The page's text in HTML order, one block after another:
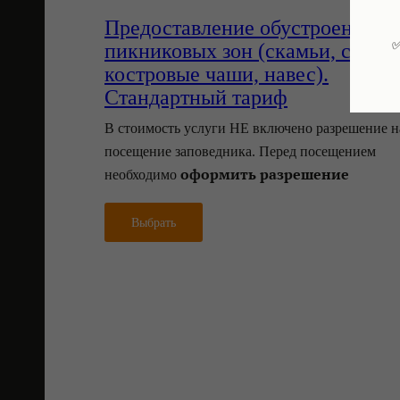
Предоставление обустроенных
пикниковых зон (скамьи, столы,
костровые чаши, навес).
Стандартный тариф
В стоимость услуги НЕ включено разрешение
посещение заповедника. Перед посещением
необходимо оформить разрешение
Выбрать